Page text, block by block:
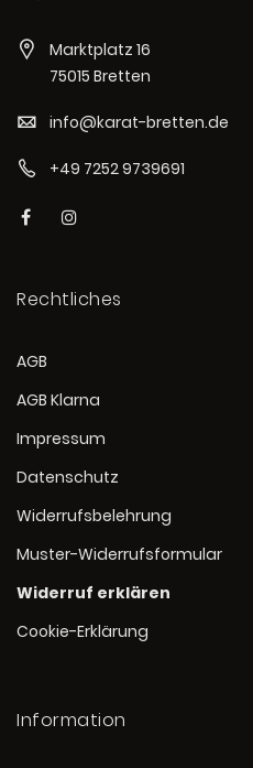
Marktplatz 16
75015 Bretten
info@karat-bretten.de
+49 7252 9739691
Rechtliches
AGB
AGB Klarna
Impressum
Datenschutz
Widerrufsbelehrung
Muster-Widerrufsformular
Widerruf erklären
Cookie-Erklärung
Information